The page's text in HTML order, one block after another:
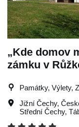
„Kde domov
zámku v
Památky, Výlety,
Jižní Čechy,
Střední Čechy,